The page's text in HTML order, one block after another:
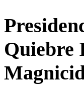
Quiebre